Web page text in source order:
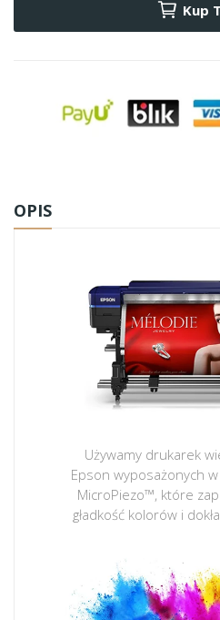
Kup
OPIS
Używamy drukarek
Epson wyposażonych
MicroPiezo™, które
gładkość kolorów i